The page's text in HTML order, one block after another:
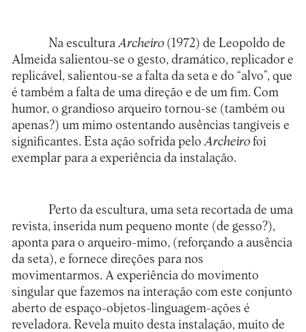
Na esculturaArcheiro(1972) de Leopoldo de
Almeida salientou-se o gesto, dramático, replicador e
replicável, salientou-se a falta da seta e do “alvo”, que
é também a falta de uma direção e de um fim. Com
humor, o grandioso arqueiro tornou-se (também ou
apenas?) um mimo ostentando ausências tangíveis e
significantes. Esta ação sofrida peloArcheirofoi
exemplar para a experiência da instalação.
Perto da escultura, uma seta recortada de uma
revista, inserida num pequeno monte (de gesso?),
aponta para o arqueiro-mimo, (reforçando a ausência
da seta), e fornece direções para nos
movimentarmos. A experiência do movimento
singular que fazemos na interação com este conjunto
aberto de espaço-objetos-linguagem-ações é
reveladora. Revela muito desta instalação, muito de